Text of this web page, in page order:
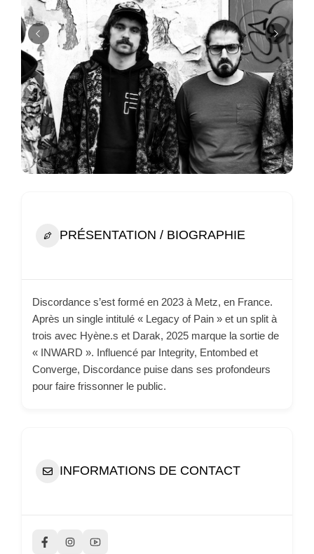
PRÉSENTATION / BIOGRAPHIE
Discordance s’est formé en 2023 à Metz, en France.
Après un single intitulé « Legacy of Pain » et un split à
trois avec Hyène.s et Darak, 2025 marque la sortie de
« INWARD ». Influencé par Integrity, Entombed et
Converge, Discordance puise dans ses profondeurs
pour faire frissonner le public.
INFORMATIONS DE CONTACT